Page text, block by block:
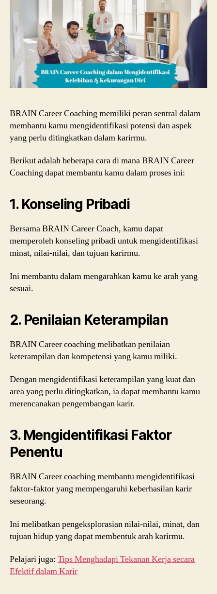
BRAIN Career Coaching memiliki peran sentral dalam
membantu kamu mengidentifikasi potensi dan aspek
yang perlu ditingkatkan dalam karirmu.
Berikut adalah beberapa cara di mana BRAIN Career
Coaching dapat membantu kamu dalam proses ini:
1. Konseling Pribadi
Bersama BRAIN Career Coach, kamu dapat
memperoleh konseling pribadi untuk mengidentifikasi
minat, nilai-nilai, dan tujuan karirmu.
Ini membantu dalam mengarahkan kamu ke arah yang
sesuai.
2. Penilaian Keterampilan
BRAIN Career coaching melibatkan penilaian
keterampilan dan kompetensi yang kamu miliki.
Dengan mengidentifikasi keterampilan yang kuat dan
area yang perlu ditingkatkan, ia dapat membantu kamu
merencanakan pengembangan karir.
3. Mengidentifikasi Faktor
Penentu
BRAIN Career coaching membantu mengidentifikasi
faktor-faktor yang mempengaruhi keberhasilan karir
seseorang.
Ini melibatkan pengeksplorasian nilai-nilai, minat, dan
tujuan hidup yang dapat membentuk arah karirmu.
Pelajari juga: Tips Menghadapi Tekanan Kerja secara
Efektif dalam Karir